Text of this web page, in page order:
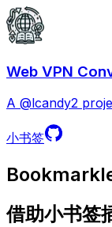
Web VPN
A @lcandy2
小书签
借助小书签